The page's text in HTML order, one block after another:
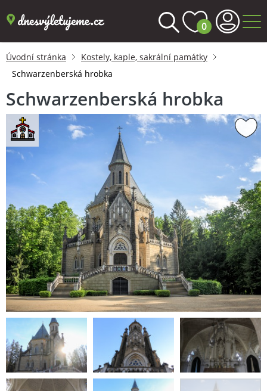
0
Úvodní stránka
Kostely, kaple, sakrální památky
Schwarzenberská hrobka
Schwarzenberská hrobka